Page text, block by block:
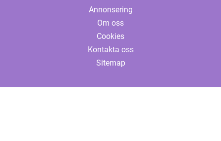
Annonsering
Om oss
Cookies
Kontakta oss
Sitemap